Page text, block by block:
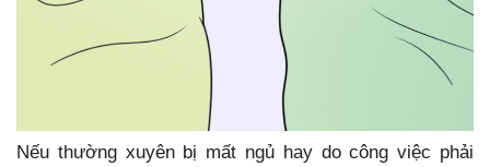
Nếu thường xuyên bị mất ngủ hay do công việc phải